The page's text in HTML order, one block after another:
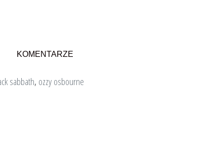
KOMENTARZE
sabbath, ozzy osbourne